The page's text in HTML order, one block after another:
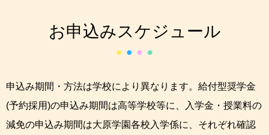
お申込みスケジュール
申込み期間・方法は学校により異なります。給付型奨学金
(予約採用)の申込み期間は高等学校等に、入学金・授業料の
減免の申込み期間は大原学園各校入学係に、それぞれ確認